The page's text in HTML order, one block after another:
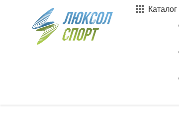
Каталог